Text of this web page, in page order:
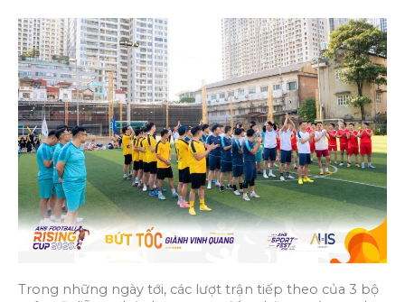
Trong những ngày tới, các lượt trận tiếp theo của 3 bộ